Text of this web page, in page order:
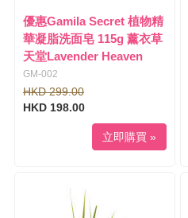
優惠Gamila Secret 植物精
華凝脂洗面皂 115g 薰衣草
天堂Lavender Heaven
GM-002
HKD 299.00
HKD 198.00
立即購買 »